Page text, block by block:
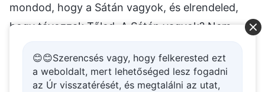
mondod, hogy a Sátán vagyok, és elrendeled,
hogy távozzak Tőled. A Sátán vagyok? Nem
Akkor hát hogyan tudsz engem Sátánnak látni?
Sőt, mi több, olyan tapintatlan vagy, hogy azt
😊😊Szerencsés vagy, hogy felkerested ezt
a weboldalt, mert lehetőséged lesz fogadni
az Úr visszatérését, és megtalálni az utat,